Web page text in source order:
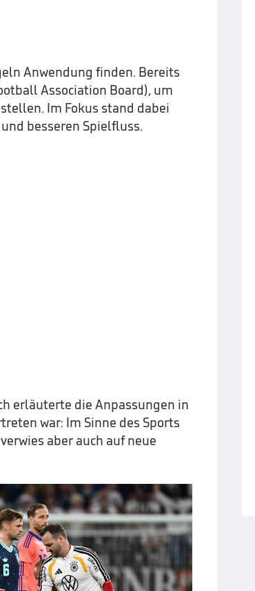
Anwendung finden. Bereits
Association Board), um
Im Fokus stand dabei
besseren Spielfluss.
erläuterte die Anpassungen in
war: Im Sinne des Sports
aber auch auf neue